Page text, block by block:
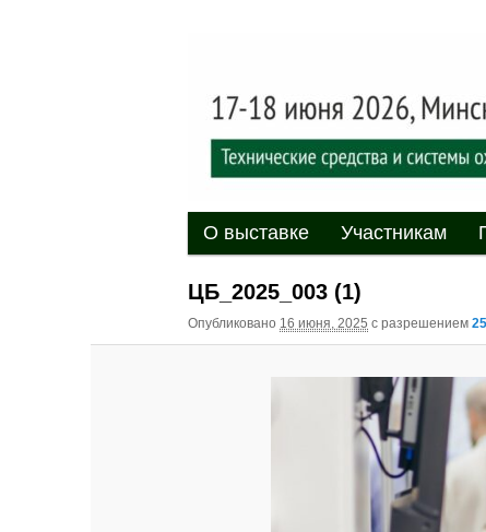
XII
«Центр
обеспечения
Главное меню
Перейти к основному
Перейти к дополнительному
О выставке Участникам
ЦБ_2025_003 (1)
Опубликовано 16 июня, 2025 с разрешением